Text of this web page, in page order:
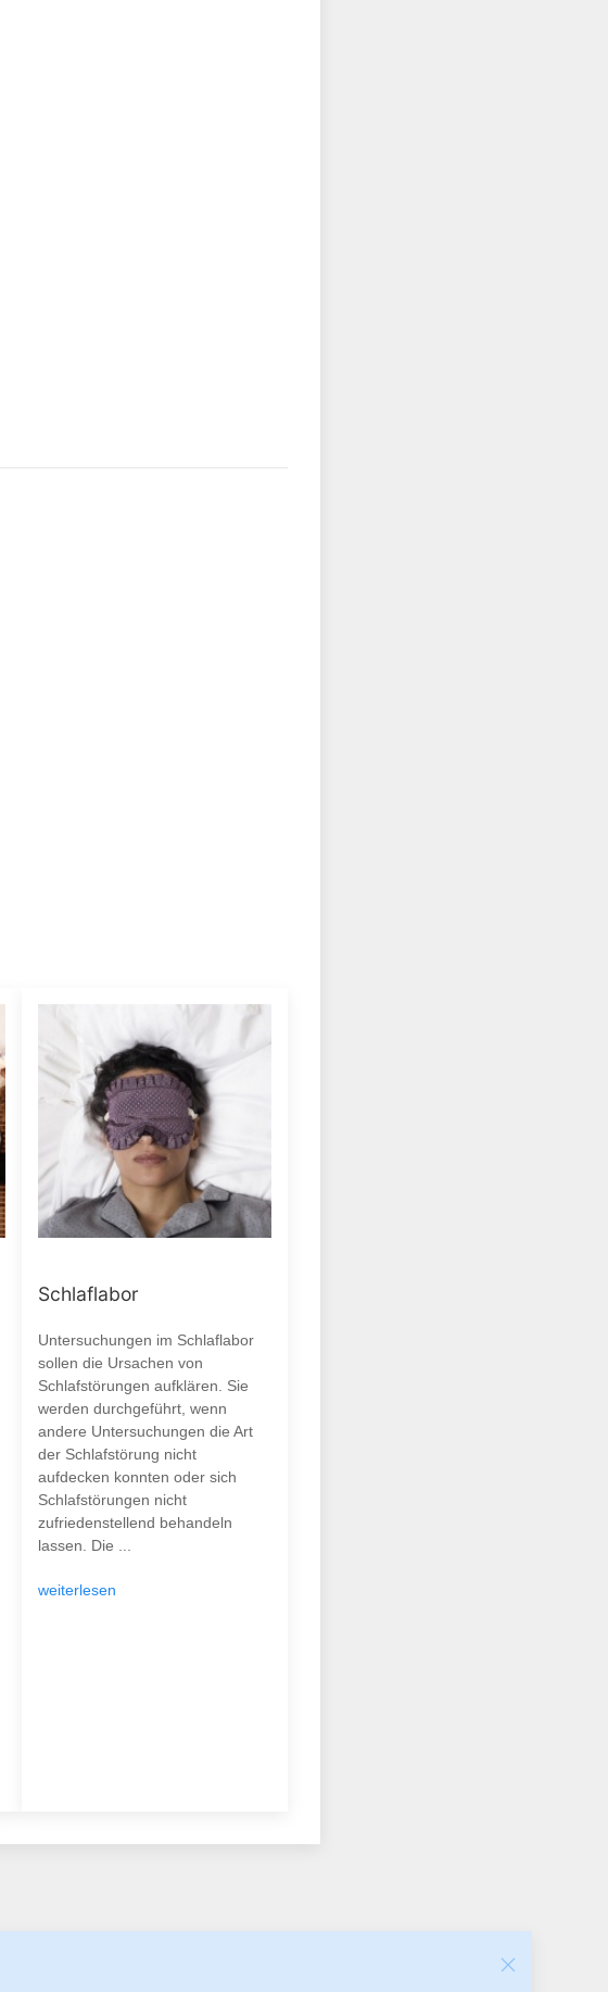
Schlaflabor
Untersuchungen im Schlaflabor
sollen die Ursachen von
Schlafstörungen aufklären. Sie
werden durchgeführt, wenn
andere Untersuchungen die Art
der Schlafstörung nicht
aufdecken konnten oder sich
Schlafstörungen nicht
zufriedenstellend behandeln
lassen. Die ...
weiterlesen